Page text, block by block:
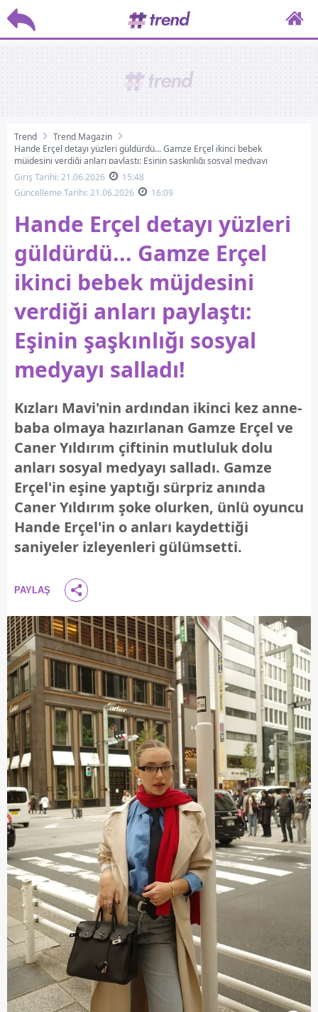
Trend
Trend Magazin
Hande Erçel detayı yüzleri güldürdü... Gamze Erçel ikinci bebek
müjdesini verdiği anları paylaştı: Eşinin şaşkınlığı sosyal medyayı
salladı!
Giriş Tarihi: 21.06.2026
15:48
Güncelleme Tarihi: 21.06.2026
16:09
Hande Erçel detayı yüzleri
güldürdü... Gamze Erçel
ikinci bebek müjdesini
verdiği anları paylaştı:
Eşinin şaşkınlığı sosyal
medyayı salladı!
Kızları Mavi'nin ardından ikinci kez anne-
baba olmaya hazırlanan Gamze Erçel ve
Caner Yıldırım çiftinin mutluluk dolu
anları sosyal medyayı salladı. Gamze
Erçel'in eşine yaptığı sürpriz anında
Caner Yıldırım şoke olurken, ünlü oyuncu
Hande Erçel'in o anları kaydettiği
saniyeler izleyenleri gülümsetti.
PAYLAŞ